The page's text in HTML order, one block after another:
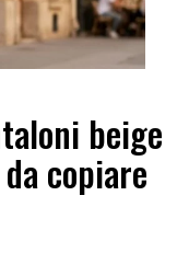
beige
copiare